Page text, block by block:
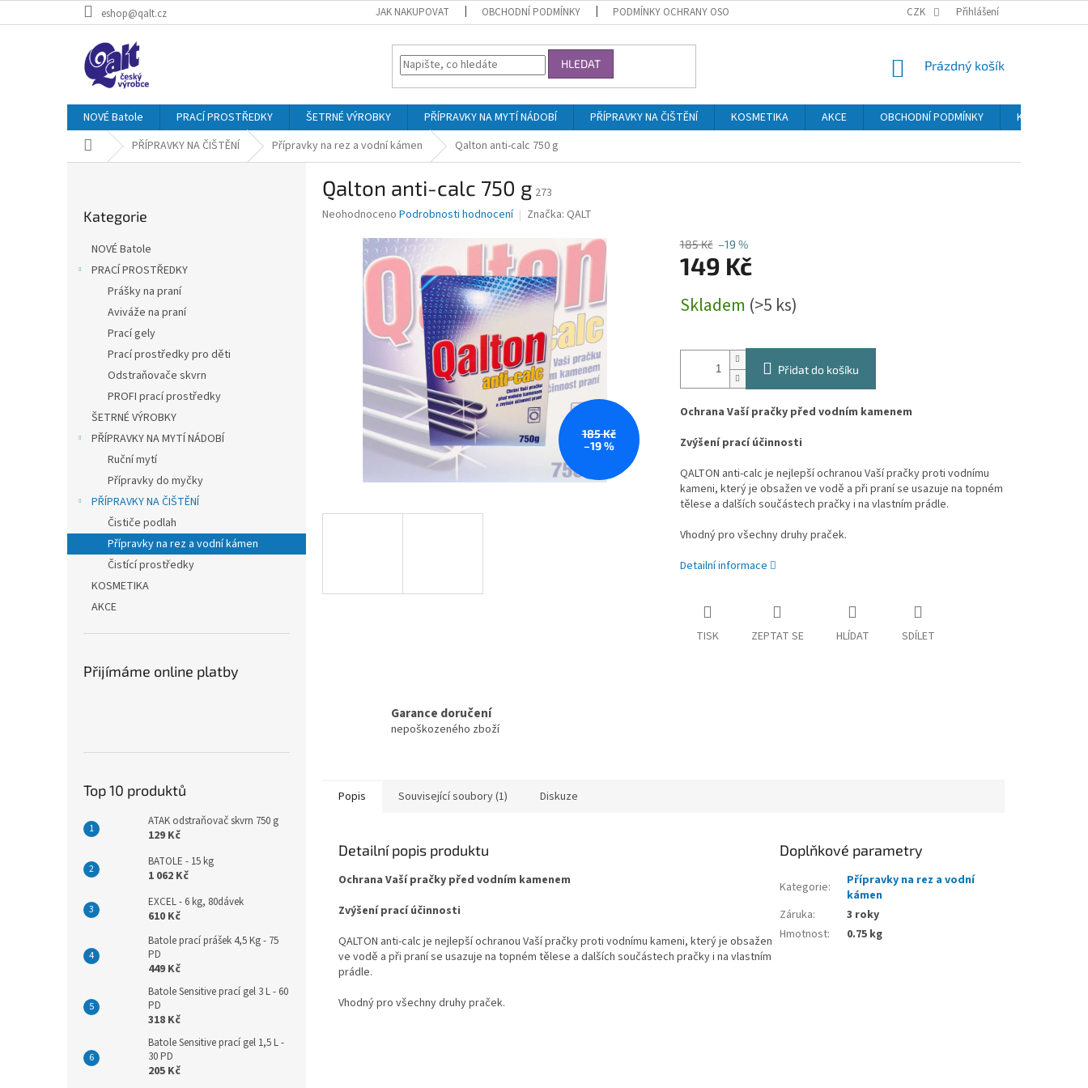
na
eshop@qalt.cz JAK NAKUPOVAT OBCHODNÍ PODMÍNKY PODMÍNKY OCHRANY OSOBNÍCH ÚDAJŮ CZK Přihlášení
HLEDAT
NÁKUPNÍ
Prázdný košík
NOVÉ Batole PRACÍ PROSTŘEDKY ŠETRNÉ VÝROBKY PŘÍPRAVKY NA MYTÍ NÁDOBÍ PŘÍPRAVKY NA ČIŠTĚNÍ KOSMETIKA AKCE OBCHODNÍ PODMÍNKY
KONTAKTY
Domů PŘÍPRAVKY NA ČIŠTĚNÍ Přípravky na rez a vodní kámen Qalton anti-calc 750 g
kategorie
Kategorie
NOVÉ Batole
PRACÍ PROSTŘEDKY
Prášky na praní
Aviváže na praní
Prací gely
Prací prostředky pro děti
Odstraňovače skvrn
PROFI prací prostředky
ŠETRNÉ VÝROBKY
PŘÍPRAVKY NA MYTÍ NÁDOBÍ
Ruční mytí
Přípravky do myčky
PŘÍPRAVKY NA ČIŠTĚNÍ
Čističe podlah
Přípravky na rez a vodní kámen
Čistící prostředky
KOSMETIKA
AKCE
Přijímáme online platby
Top 10 produktů
ATAK odstraňovač skvrn 750 g
129 Kč
BATOLE - 15 kg
1 062 Kč
EXCEL - 6 kg, 80dávek
610 Kč
Batole prací prášek 4,5 Kg - 75
PD
449 Kč
Batole Sensitive prací gel 3 L - 60
PD
318 Kč
Batole Sensitive prací gel 1,5 L -
30 PD
205 Kč
Qalton anti-calc 750 g 273
Průměrné
produktu
hvězdiček.
Neohodnoceno Podrobnosti hodnocení Značka: QALT
185 Kč
–19 %
185 Kč –19 %
149 Kč
cena:
Skladem (>5 ks)
Přidat do košíku
Ochrana Vaší pračky před vodním kamenem
Zvýšení prací účinnosti
QALTON anti-calc je nejlepší ochranou Vaší pračky proti vodnímu
kameni, který je obsažen ve vodě a při praní se usazuje na topném
tělese a dalších součástech pračky i na vlastním prádle.
Vhodný pro všechny druhy praček.
Detailní informace
TISK ZEPTAT SE HLÍDAT SDÍLET
Garance doručení
nepoškozeného zboží
Popis Související soubory (1) Diskuze
Detailní popis produktu
Ochrana Vaší pračky před vodním kamenem
Zvýšení prací účinnosti
QALTON anti-calc je nejlepší ochranou Vaší pračky proti vodnímu kameni, který je obsažen
ve vodě a při praní se usazuje na topném tělese a dalších součástech pračky i na vlastním
prádle.
Vhodný pro všechny druhy praček.
Doplňkové parametry
Kategorie:
Přípravky na rez a vodní
kámen
Záruka:
3 roky
Hmotnost: 0.75 kg